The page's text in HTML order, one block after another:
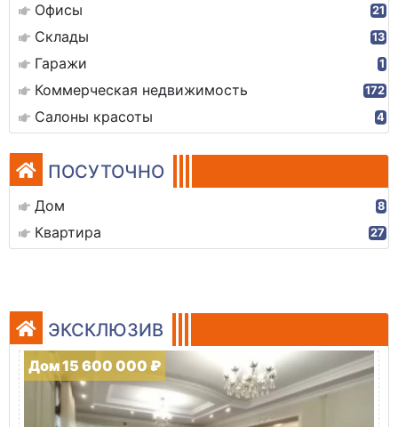
Офисы 21
Склады 13
Гаражи 1
Коммерческая недвижимость 172
Салоны красоты 4
ПОСУТОЧНО
Дом 8
Квартира 27
ЭКСКЛЮЗИВ
Дом 15 600 000 ₽